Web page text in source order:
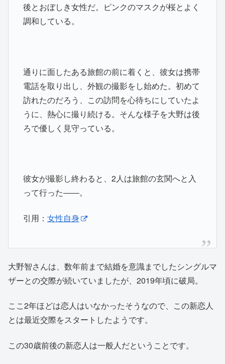
後とおぼしき女性だ。ピンクのマスクが桜とよく
調和している。
通りに面したある旅館の前に着くと、彼女は携帯
電話を取り出し、外観の撮影をし始めた。初めて
訪れたのだろう、この訪問を心待ちにしていたよ
うに、熱心に撮り続ける。そんな様子を大野は後
ろで優しく見守っている。
彼女が撮影し終わると、2人は旅館の玄関へと入
って行った――。
引用： 女性自身
大野智さんは、数年前まで結婚を意識までしたシングルマ
ザーとの交際が続いていましたが、2019年頃に破局。
ここ2年ほどは恋人はいなかったそうなので、この新恋人
とは最近交際をスタートしたようです。
この30歳前後の新恋人は一般人だということです。